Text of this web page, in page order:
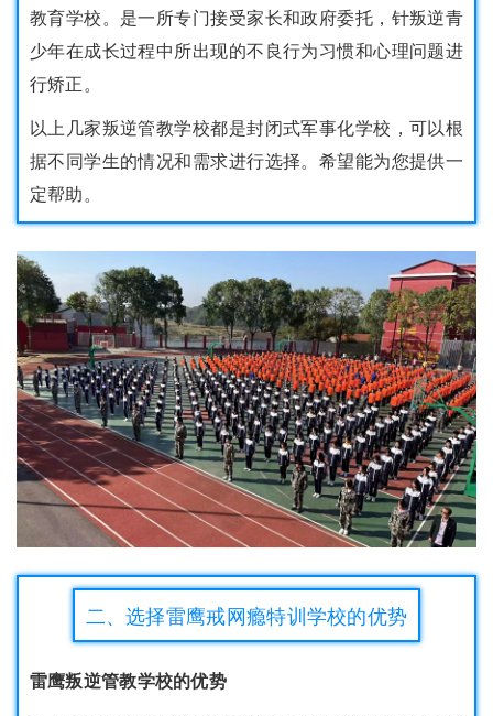
教育学校。是一所专门接受家长和政府委托，针叛逆青
少年在成长过程中所出现的不良行为习惯和心理问题进
行矫正。
以上几家叛逆管教学校都是封闭式军事化学校，可以根
据不同学生的情况和需求进行选择。希望能为您提供一
定帮助。
二、选择雷鹰戒网瘾特训学校的优势
雷鹰叛逆管教学校的优势